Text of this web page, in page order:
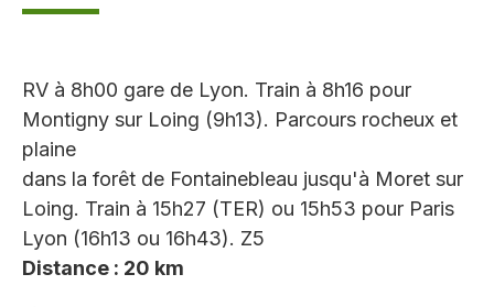
RV à 8h00 gare de Lyon. Train à 8h16 pour
Montigny sur Loing (9h13). Parcours rocheux et
plaine
dans la forêt de Fontainebleau jusqu'à Moret sur
Loing. Train à 15h27 (TER) ou 15h53 pour Paris
Lyon (16h13 ou 16h43). Z5
Distance : 20 km